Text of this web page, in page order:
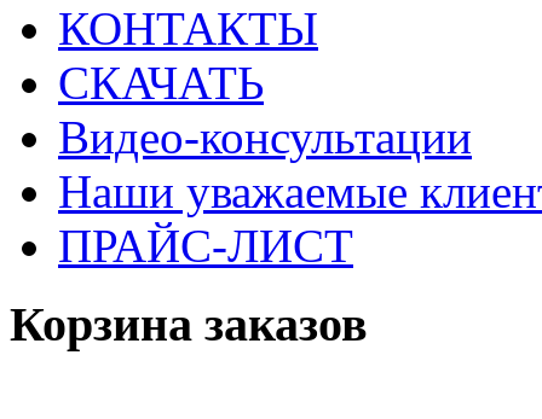
КОНТАКТЫ
СКАЧАТЬ
Видео-консультации
Наши уважаемые
ПРАЙС-ЛИСТ
Корзина заказов